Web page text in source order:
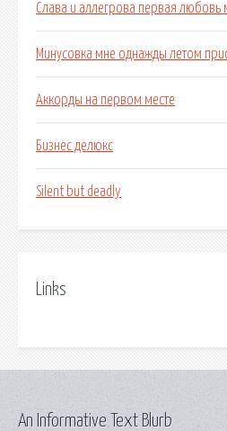
Слава и аллегрова первая любовь
Минусовка мне однажды летом
Аккорды на первом месте
Бизнес делюкс
Silent but deadly
Links
An Informative Text Blurb